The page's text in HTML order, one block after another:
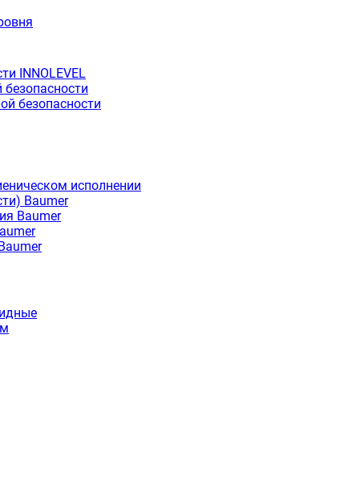
INNOLEVEL
безопасности
исполнении
Baumer
Baumer